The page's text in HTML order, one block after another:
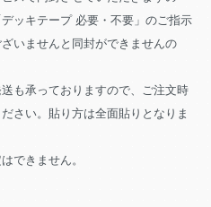
ッキテープ 必要・不要」のご指示
いませんと同封ができませんの
も承っておりますので、ご注文時
さい。貼り方は全面貼りとなりま
できません。